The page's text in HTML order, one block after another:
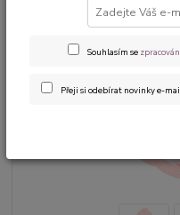
Souhlasím se
Přeji si odebírat novinky e-